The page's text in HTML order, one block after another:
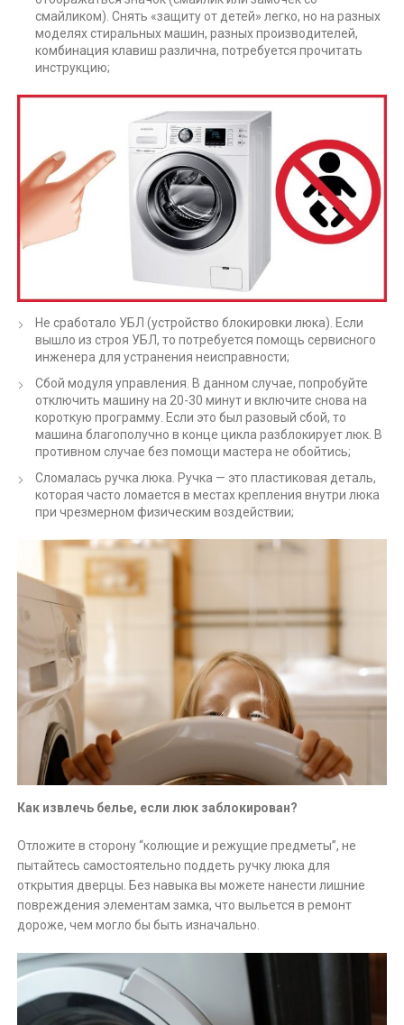
смайликом). Снять «защиту от детей» легко, но на разных
моделях стиральных машин, разных производителей,
комбинация клавиш различна, потребуется прочитать
инструкцию;
Не сработало УБЛ (устройство блокировки люка). Если
вышло из строя УБЛ, то потребуется помощь сервисного
инженера для устранения неисправности;
Сбой модуля управления. В данном случае, попробуйте
отключить машину на 20-30 минут и включите снова на
короткую программу. Если это был разовый сбой, то
машина благополучно в конце цикла разблокирует люк. В
противном случае без помощи мастера не обойтись;
Сломалась ручка люка. Ручка — это пластиковая деталь,
которая часто ломается в местах крепления внутри люка
при чрезмерном физическим воздействии;
Как извлечь белье, если люк заблокирован?
Отложите в сторону “колющие и режущие предметы”, не
пытайтесь самостоятельно поддеть ручку люка для
открытия дверцы. Без навыка вы можете нанести лишние
повреждения элементам замка, что выльется в ремонт
дороже, чем могло бы быть изначально.